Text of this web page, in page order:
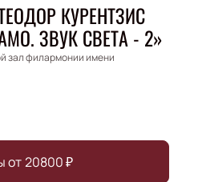
ТЕОДОР КУРЕНТЗИС
ЗВУК СВЕТА - 2»
зал филармонии имени
от20800₽